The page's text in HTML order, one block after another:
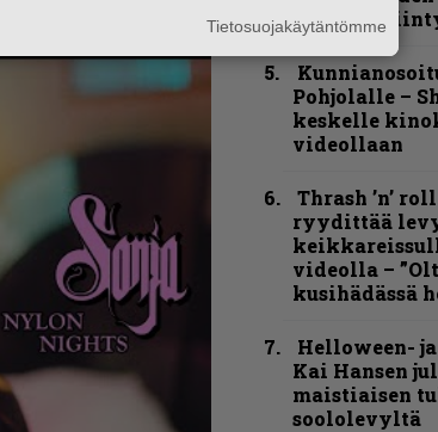
Cruisen
Pohjolalle –
keskelle
videollaan
Thrash ’n’
ryydittää
videolla –
kusihädässä
Helloween-
Kai Hansen
maistiaisen
soololevyltä
Tietosuojakäytäntömme